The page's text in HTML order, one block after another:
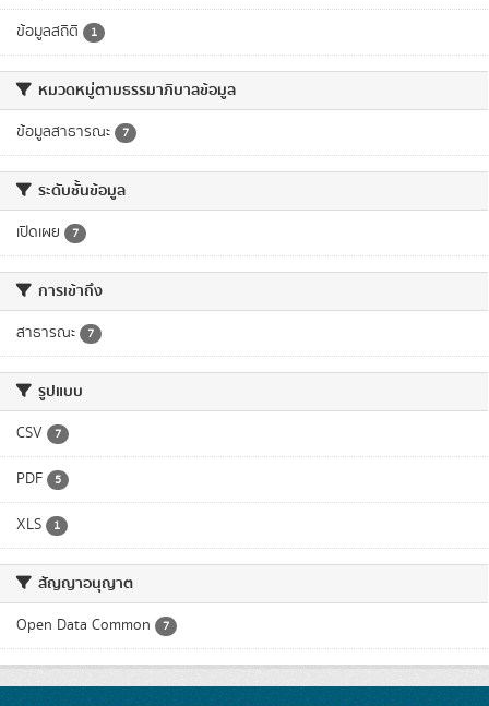
ข้อมูลสถิติ 1
หมวดหมู่ตามธรรมาภิบาลข้อมูล
ข้อมูลสาธารณะ 7
ระดับชั้นข้อมูล
เปิดเผย 7
การเข้าถึง
สาธารณะ 7
รูปแบบ
CSV 7
PDF 5
XLS 1
สัญญาอนุญาต
Open Data Common 7